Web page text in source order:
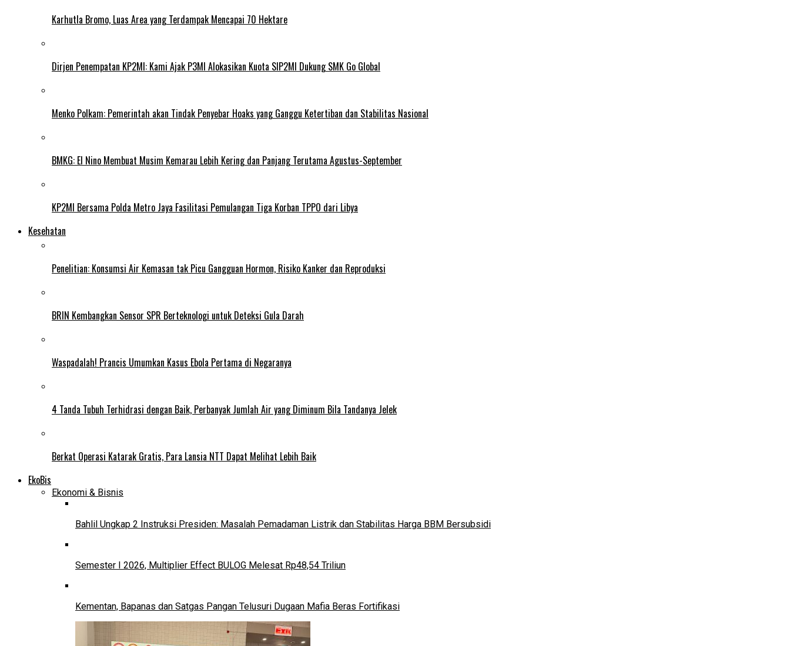
Karhutla Bromo, Luas Area yang Terdampak Mencapai 70 Hektare
Dirjen Penempatan KP2MI: Kami Ajak P3MI Alokasikan Kuota SIP2MI Dukung SMK Go Global
Menko Polkam: Pemerintah akan Tindak Penyebar Hoaks yang Ganggu Ketertiban dan Stabilitas Nasional
BMKG: El Nino Membuat Musim Kemarau Lebih Kering dan Panjang Terutama Agustus-September
KP2MI Bersama Polda Metro Jaya Fasilitasi Pemulangan Tiga Korban TPPO dari Libya
Kesehatan
Penelitian: Konsumsi Air Kemasan tak Picu Gangguan Hormon, Risiko Kanker dan Reproduksi
BRIN Kembangkan Sensor SPR Berteknologi untuk Deteksi Gula Darah
Waspadalah! Prancis Umumkan Kasus Ebola Pertama di Negaranya
4 Tanda Tubuh Terhidrasi dengan Baik, Perbanyak Jumlah Air yang Diminum Bila Tandanya Jelek
Berkat Operasi Katarak Gratis, Para Lansia NTT Dapat Melihat Lebih Baik
EkoBis
Ekonomi & Bisnis
Bahlil Ungkap 2 Instruksi Presiden: Masalah Pemadaman Listrik dan Stabilitas Harga BBM Bersubsidi
Semester I 2026, Multiplier Effect BULOG Melesat Rp48,54 Triliun
Kementan, Bapanas dan Satgas Pangan Telusuri Dugaan Mafia Beras Fortifikasi